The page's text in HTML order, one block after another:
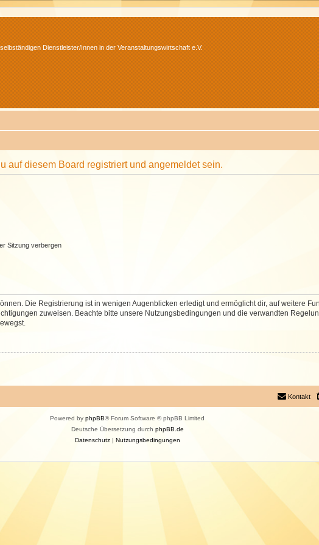
Dienstleister/Innen in der Veranstaltungswirtschaft e.V.
auf diesem Board registriert und angemeldet sein.
Sitzung verbergen
Die Registrierung ist in wenigen Augenblicken erledigt und ermöglicht dir, auf weitere
zuweisen. Beachte bitte unsere Nutzungsbedingungen und die verwandten
Kontakt
Powered by phpBB® Forum Software © phpBB Limited
Deutsche Übersetzung durch phpBB.de
Datenschutz| Nutzungsbedingungen